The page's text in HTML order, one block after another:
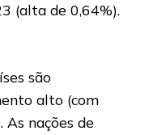
(alta de 0,64%).
são
alto (com
nações de